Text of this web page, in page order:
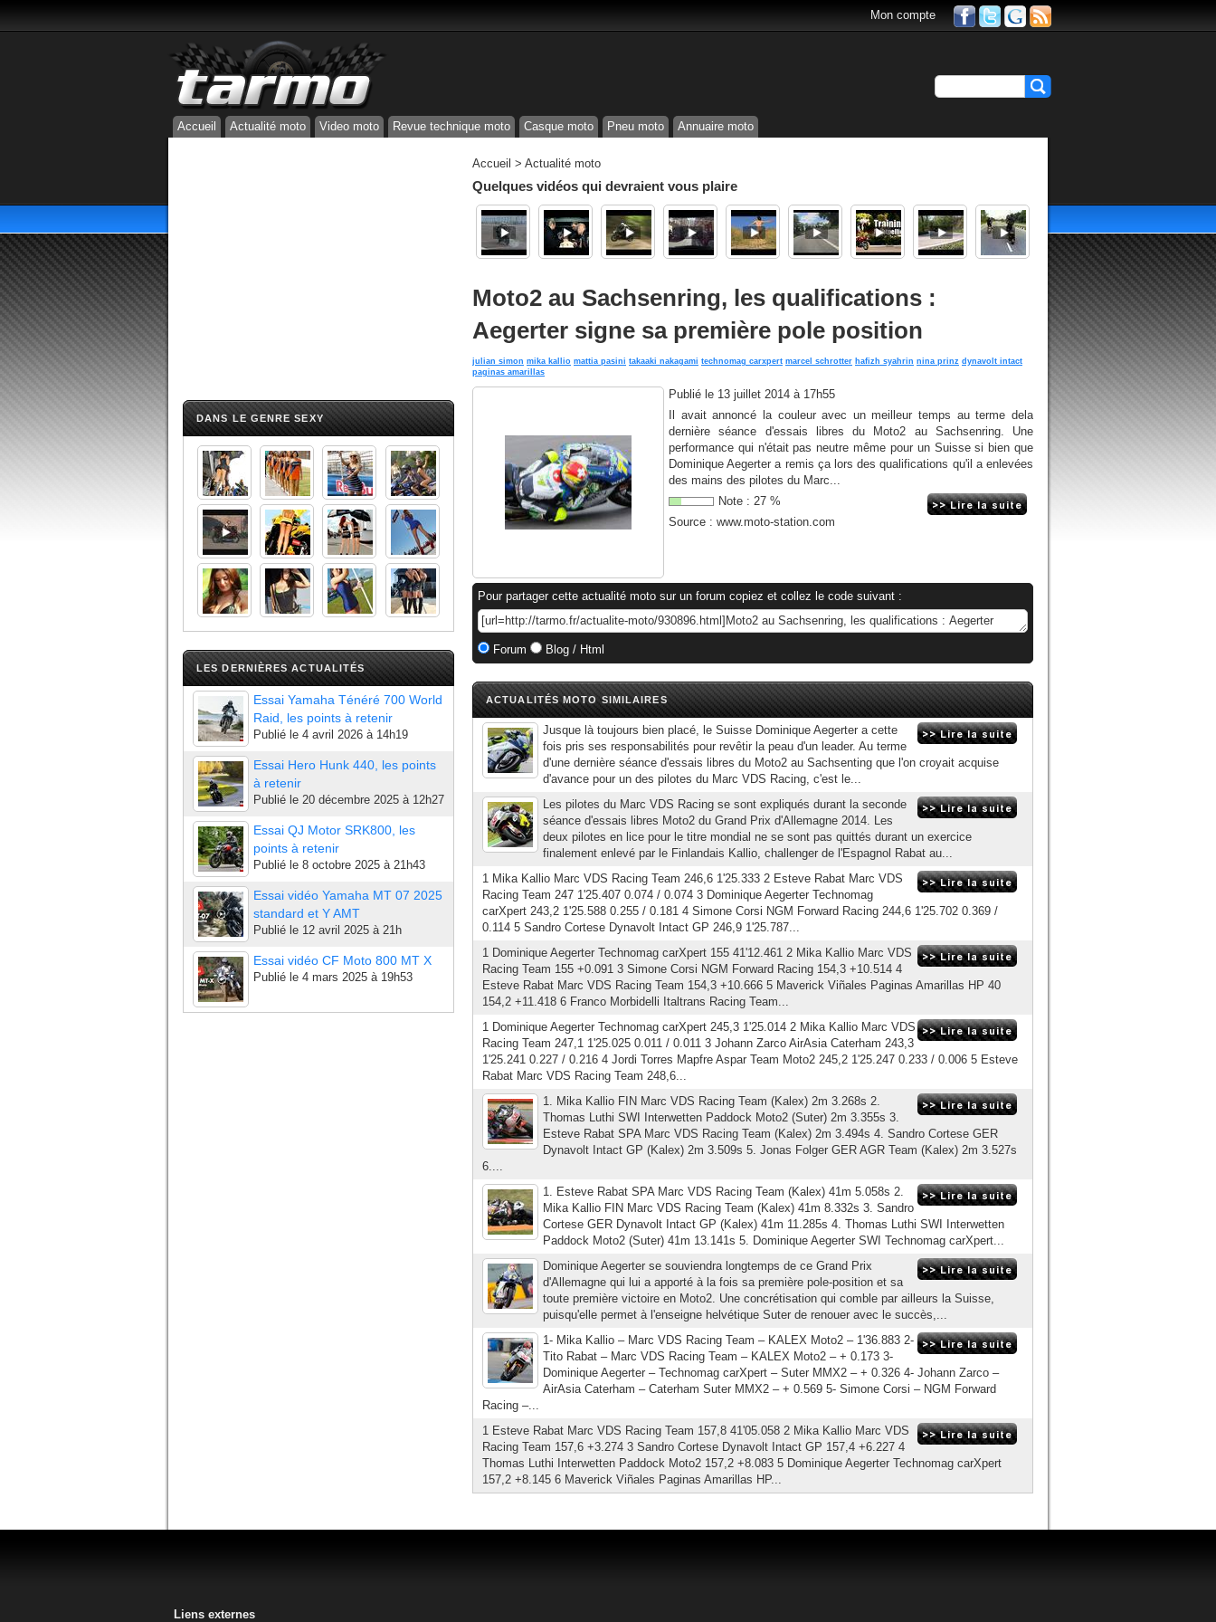
Mon compte
Accueil Actualité moto Video moto Revue technique moto Casque moto Pneu moto Annuaire moto
DANS LE GENRE SEXY
LES DERNIÈRES ACTUALITÉS
Essai Yamaha Ténéré 700 World
Raid, les points à retenir
Publié le 4 avril 2026 à 14h19
Essai Hero Hunk 440, les points
à retenir
Publié le 20 décembre 2025 à 12h27
Essai QJ Motor SRK800, les
points à retenir
Publié le 8 octobre 2025 à 21h43
Essai vidéo Yamaha MT 07 2025
standard et Y AMT
Publié le 12 avril 2025 à 21h
Essai vidéo CF Moto 800 MT X
Publié le 4 mars 2025 à 19h53
Accueil > Actualité moto
Quelques vidéos qui devraient vous plaire
Moto2 au Sachsenring, les qualifications :
Aegerter signe sa première pole position
julian simon mika kallio mattia pasini takaaki nakagami technomag carxpert marcel schrotter hafizh syahrin nina prinz dynavolt intact
paginas amarillas
Publié le 13 juillet 2014 à 17h55
Il avait annoncé la couleur avec un meilleur temps au terme dela
dernière séance d'essais libres du Moto2 au Sachsenring. Une
performance qui n'était pas neutre même pour un Suisse si bien que
Dominique Aegerter a remis ça lors des qualifications qu'il a enlevées
des mains des pilotes du Marc...
Note : 27 %
Source : www.moto-station.com
Pour partager cette actualité moto sur un forum copiez et collez le code suivant :
Forum Blog / Html
ACTUALITÉS MOTO SIMILAIRES
Jusque là toujours bien placé, le Suisse Dominique Aegerter a cette
fois pris ses responsabilités pour revêtir la peau d'un leader. Au terme
d'une dernière séance d'essais libres du Moto2 au Sachsenting que l'on croyait acquise
d'avance pour un des pilotes du Marc VDS Racing, c'est le...
Les pilotes du Marc VDS Racing se sont expliqués durant la seconde
séance d'essais libres Moto2 du Grand Prix d'Allemagne 2014. Les
deux pilotes en lice pour le titre mondial ne se sont pas quittés durant un exercice
finalement enlevé par le Finlandais Kallio, challenger de l'Espagnol Rabat au...
1 Mika Kallio Marc VDS Racing Team 246,6 1'25.333 2 Esteve Rabat Marc VDS
Racing Team 247 1'25.407 0.074 / 0.074 3 Dominique Aegerter Technomag
carXpert 243,2 1'25.588 0.255 / 0.181 4 Simone Corsi NGM Forward Racing 244,6 1'25.702 0.369 /
0.114 5 Sandro Cortese Dynavolt Intact GP 246,9 1'25.787...
1 Dominique Aegerter Technomag carXpert 155 41'12.461 2 Mika Kallio Marc VDS
Racing Team 155 +0.091 3 Simone Corsi NGM Forward Racing 154,3 +10.514 4
Esteve Rabat Marc VDS Racing Team 154,3 +10.666 5 Maverick Viñales Paginas Amarillas HP 40
154,2 +11.418 6 Franco Morbidelli Italtrans Racing Team...
1 Dominique Aegerter Technomag carXpert 245,3 1'25.014 2 Mika Kallio Marc VDS
Racing Team 247,1 1'25.025 0.011 / 0.011 3 Johann Zarco AirAsia Caterham 243,3
1'25.241 0.227 / 0.216 4 Jordi Torres Mapfre Aspar Team Moto2 245,2 1'25.247 0.233 / 0.006 5 Esteve
Rabat Marc VDS Racing Team 248,6...
1. Mika Kallio FIN Marc VDS Racing Team (Kalex) 2m 3.268s 2.
Thomas Luthi SWI Interwetten Paddock Moto2 (Suter) 2m 3.355s 3.
Esteve Rabat SPA Marc VDS Racing Team (Kalex) 2m 3.494s 4. Sandro Cortese GER
Dynavolt Intact GP (Kalex) 2m 3.509s 5. Jonas Folger GER AGR Team (Kalex) 2m 3.527s
6....
1. Esteve Rabat SPA Marc VDS Racing Team (Kalex) 41m 5.058s 2.
Mika Kallio FIN Marc VDS Racing Team (Kalex) 41m 8.332s 3. Sandro
Cortese GER Dynavolt Intact GP (Kalex) 41m 11.285s 4. Thomas Luthi SWI Interwetten
Paddock Moto2 (Suter) 41m 13.141s 5. Dominique Aegerter SWI Technomag carXpert...
Dominique Aegerter se souviendra longtemps de ce Grand Prix
d'Allemagne qui lui a apporté à la fois sa première pole-position et sa
toute première victoire en Moto2. Une concrétisation qui comble par ailleurs la Suisse,
puisqu'elle permet à l'enseigne helvétique Suter de renouer avec le succès,...
1- Mika Kallio – Marc VDS Racing Team – KALEX Moto2 – 1'36.883 2-
Tito Rabat – Marc VDS Racing Team – KALEX Moto2 – + 0.173 3-
Dominique Aegerter – Technomag carXpert – Suter MMX2 – + 0.326 4- Johann Zarco –
AirAsia Caterham – Caterham Suter MMX2 – + 0.569 5- Simone Corsi – NGM Forward
Racing –...
1 Esteve Rabat Marc VDS Racing Team 157,8 41'05.058 2 Mika Kallio Marc VDS
Racing Team 157,6 +3.274 3 Sandro Cortese Dynavolt Intact GP 157,4 +6.227 4
Thomas Luthi Interwetten Paddock Moto2 157,2 +8.083 5 Dominique Aegerter Technomag carXpert
157,2 +8.145 6 Maverick Viñales Paginas Amarillas HP...
Liens externes